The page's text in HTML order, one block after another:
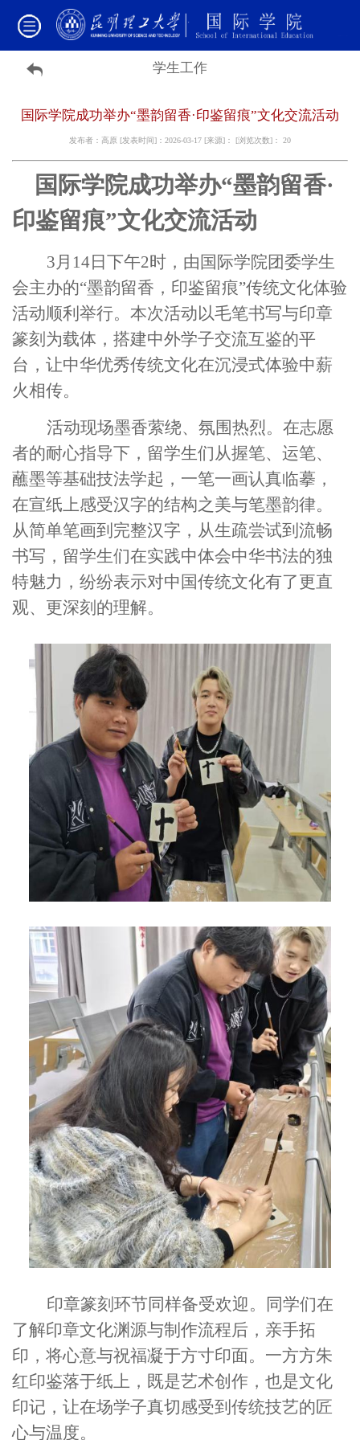
学生工作
国际学院成功举办“墨韵留香·印鉴留痕”文化交流活动
发布者：高原 [发表时间]：2026-03-17 [来源]： [浏览次数]： 20
国际学院成功举办“墨韵留香·
印鉴留痕”文化交流活动
3月14日下午2时， 由国际学院团委学生
会主办的“墨韵留香，印鉴留痕”传统文化体验
活动顺利举行。本次活动以毛笔书写与印章
篆刻为载体，搭建中外学子交流互鉴的平
台，让中华优秀传统文化在沉浸式体验中薪
火相传。
活动现场墨香萦绕、氛围热烈。在志愿
者的耐心指导下，留学生们从握笔、运笔、
蘸墨等基础技法学起，一笔一画认真临摹，
在宣纸上感受汉字的结构之美与笔墨韵律。
从简单笔画到完整汉字，从生疏尝试到流畅
书写，留学生们在实践中体会中华书法的独
特魅力，纷纷表示对中国传统文化有了更直
观、更深刻的理解。
印章篆刻环节同样备受欢迎。同学们在
了解印章文化渊源与制作流程后，亲手拓
印，将心意与祝福凝于方寸印面。一方方朱
红印鉴落于纸上，既是艺术创作，也是文化
印记，让在场学子真切感受到传统技艺的匠
心与温度。